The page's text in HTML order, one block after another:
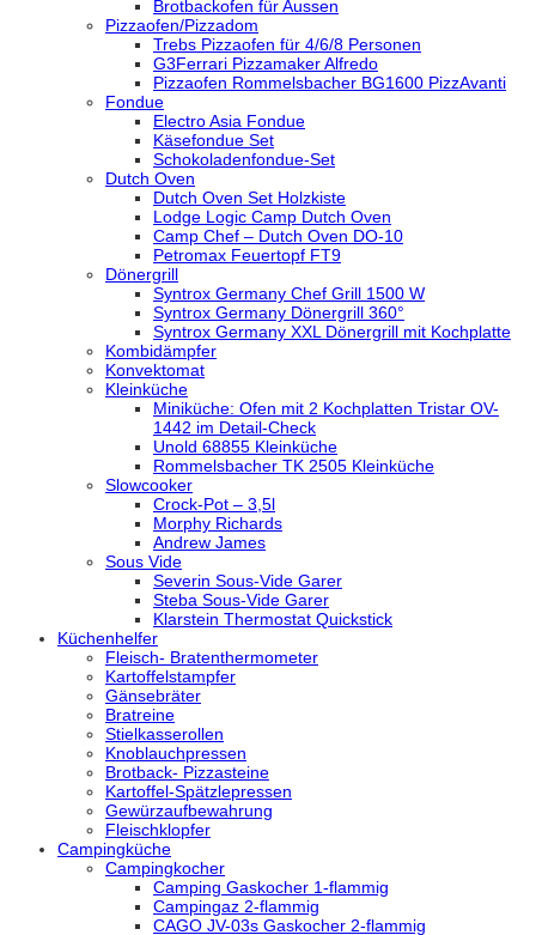
Brotbackofen für Aussen
Pizzaofen/Pizzadom
Trebs Pizzaofen für 4/6/8 Personen
G3Ferrari Pizzamaker Alfredo
Pizzaofen Rommelsbacher BG1600 PizzAvanti
Fondue
Electro Asia Fondue
Käsefondue Set
Schokoladenfondue-Set
Dutch Oven
Dutch Oven Set Holzkiste
Lodge Logic Camp Dutch Oven
Camp Chef – Dutch Oven DO-10
Petromax Feuertopf FT9
Dönergrill
Syntrox Germany Chef Grill 1500 W
Syntrox Germany Dönergrill 360°
Syntrox Germany XXL Dönergrill mit Kochplatte
Kombidämpfer
Konvektomat
Kleinküche
Miniküche: Ofen mit 2 Kochplatten Tristar OV-
1442 im Detail-Check
Unold 68855 Kleinküche
Rommelsbacher TK 2505 Kleinküche
Slowcooker
Crock-Pot – 3,5l
Morphy Richards
Andrew James
Sous Vide
Severin Sous-Vide Garer
Steba Sous-Vide Garer
Klarstein Thermostat Quickstick
Küchenhelfer
Fleisch- Bratenthermometer
Kartoffelstampfer
Gänsebräter
Bratreine
Stielkasserollen
Knoblauchpressen
Brotback- Pizzasteine
Kartoffel-Spätzlepressen
Gewürzaufbewahrung
Fleischklopfer
Campingküche
Campingkocher
Camping Gaskocher 1-flammig
Campingaz 2-flammig
CAGO JV-03s Gaskocher 2-flammig